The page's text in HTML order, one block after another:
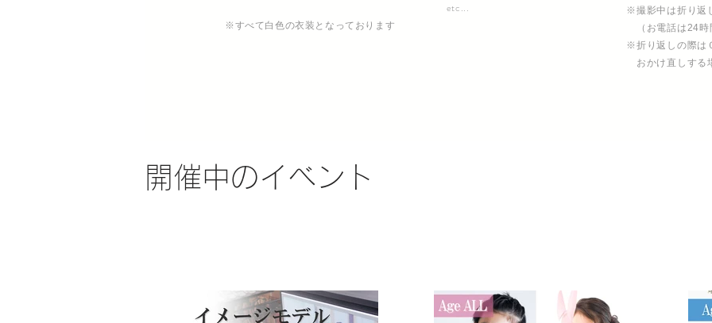
etc...
※すべて白色の衣装となっております
※撮影中は折り返
（お電話は24時
※折り返しの際は
おかけ直しする
開催中のイベント